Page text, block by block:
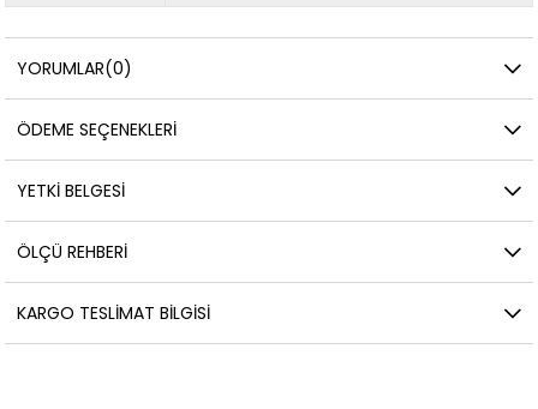
YORUMLAR(0)
ÖDEME SEÇENEKLERI
YETKİ BELGESİ
ÖLÇÜ REHBERI
KARGO TESLIMAT BILGISI